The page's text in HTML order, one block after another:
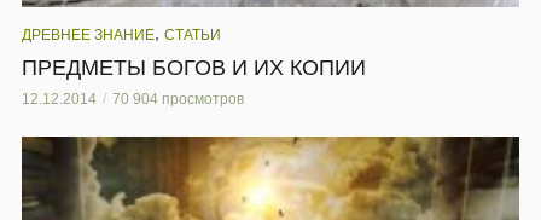
ДРЕВНЕЕ ЗНАНИЕ, СТАТЬИ
ПРЕДМЕТЫ БОГОВ И ИХ КОПИИ
12.12.2014 70 904 просмотров